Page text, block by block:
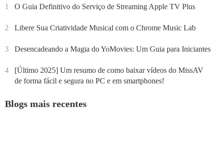
1 O Guia Definitivo do Serviço de Streaming Apple TV Plus
2 Libere Sua Criatividade Musical com o Chrome Music Lab
3 Desencadeando a Magia do YoMovies: Um Guia para Iniciantes
4
[Último 2025] Um resumo de como baixar vídeos do MissAV
de forma fácil e segura no PC e em smartphones!
Blogs mais recentes